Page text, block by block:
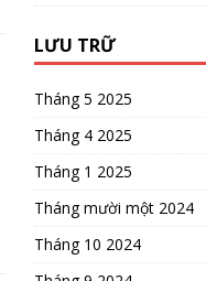
LƯU TRỮ
Tháng 5 2025
Tháng 4 2025
Tháng 1 2025
Tháng mười một 2024
Tháng 10 2024